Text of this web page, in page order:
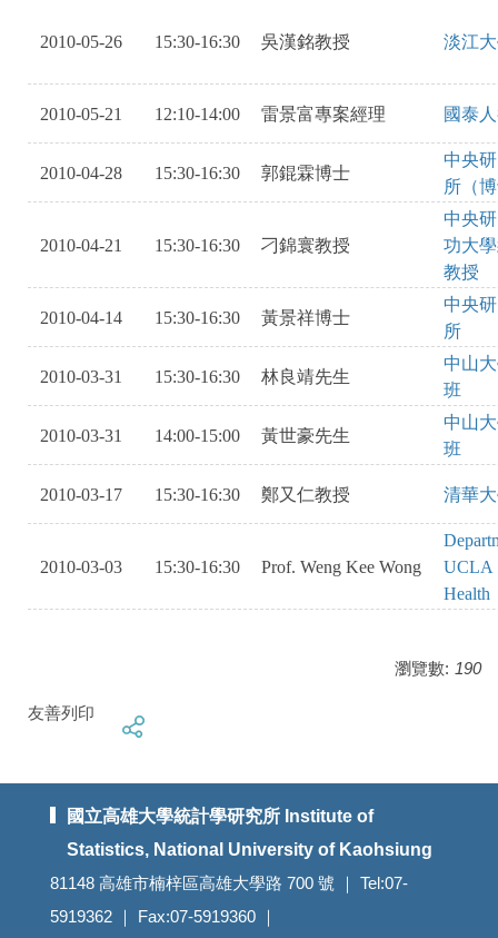
2010-05-26 15:30-16:30 吳漢銘教授 淡江
2010-05-21 12:10-14:00 雷景富專案經理 國泰
2010-04-28 15:30-16:30 郭錕霖博士
中央
所（
2010-04-21 15:30-16:30 刁錦寰教授
中央
功大
教授
2010-04-14 15:30-16:30 黃景祥博士
中央
所
2010-03-31 15:30-16:30 林良靖先生
中山
班
2010-03-31 14:00-15:00 黃世豪先生
中山
班
2010-03-17 15:30-16:30 鄭又仁教授 清華
2010-03-03 15:30-16:30 Prof. Weng Kee Wong
UCLA
Health
瀏覽數: 190
友善列印
國立高雄大學統計學研究所 Institute of
Statistics, National University of Kaohsiung
81148 高雄市楠梓區高雄大學路 700 號 ｜ Tel:07-
5919362 ｜ Fax:07-5919360 ｜